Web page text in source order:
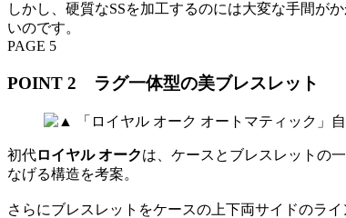
しかし、硬質なSSを加工するのには大変な手間が
いのです。
PAGE 5
POINT 2 ラグ一体型の美ブレスレット
初代ロイヤル オークは、ケースとブレスレットの
なげる構造を考案。
さらにブレスレットをケースの上下両サイドのラ